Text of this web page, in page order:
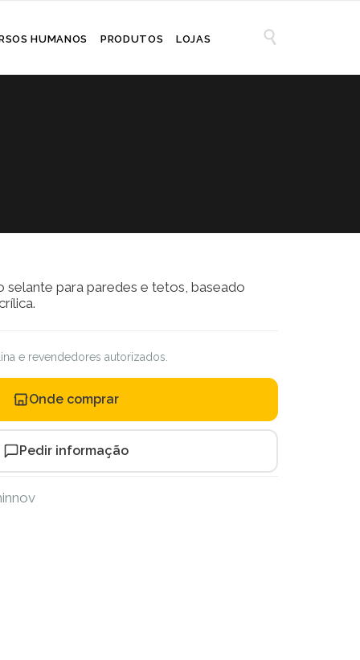
HUMANOS PRODUTOS LOJAS 
selante para paredes e tetos, baseado
e revendedores autorizados.
Onde comprar
Pedir informação